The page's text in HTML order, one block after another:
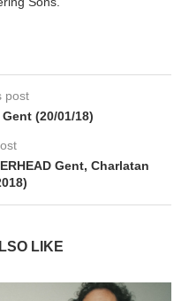
post
(20/01/18)
Gent, Charlatan
LIKE